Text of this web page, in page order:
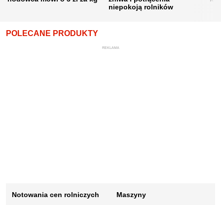
niepokoją rolników
POLECANE PRODUKTY
REKLAMA
Notowania cen rolniczych
Maszyny